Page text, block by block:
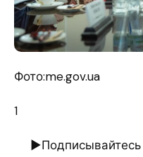
Фото:me.gov.ua
1